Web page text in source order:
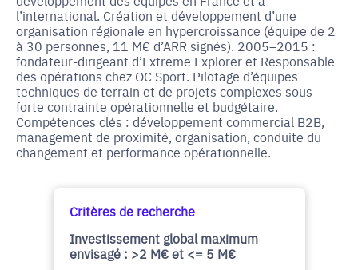
l’international. Création et développement d’une
organisation régionale en hypercroissance (équipe de 2
à 30 personnes, 11 M€ d’ARR signés). 2005–2015 :
fondateur-dirigeant d’Extreme Explorer et Responsable
des opérations chez OC Sport. Pilotage d’équipes
techniques de terrain et de projets complexes sous
forte contrainte opérationnelle et budgétaire.
Compétences clés : développement commercial B2B,
management de proximité, organisation, conduite du
changement et performance opérationnelle.
Critères de recherche
Investissement global maximum
envisagé : >2 M€ et <= 5 M€